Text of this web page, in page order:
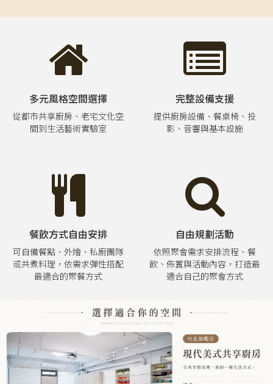
多元風格空間選擇
從都市共享廚房、老宅文化空
間到生活藝術實驗室
完整設備支援
提供廚房設備、餐桌椅、投
影、音響與基本設施
餐飲方式自由安排
可自備餐點、外燴、私廚團隊
或共煮料理，依需求彈性搭配
最適合的聚餐方式
自由規劃活動
依照聚會需求安排流程、餐
飲、佈置與活動內容，打造最
適合自己的聚會方式